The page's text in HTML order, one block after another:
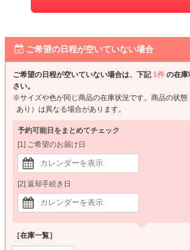
ご希望の日程が空いていない場合
ご希望の日程が空いていない場合は、下記1件 の在
さい。
※サイズや色が同じ商品の在庫状況です。商品の状態
あり）は異なる場合があります。
予約可能日をまとめてチェック
[1] ご希望のお届け日
[2] 返却手続き日
［在庫一覧］